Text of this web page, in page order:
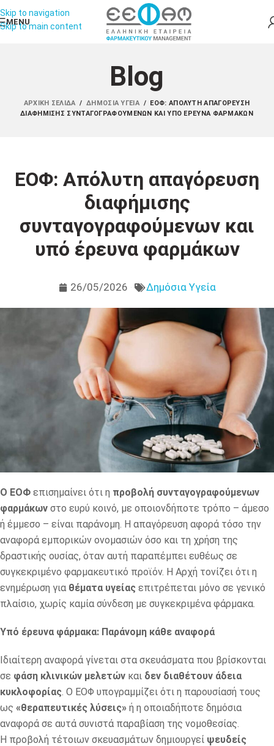
Skip to navigation
Skip to main content
MENU
Blog
ΑΡΧΙΚΉ ΣΕΛΊΔΑ / ΔΗΜΌΣΙΑ ΥΓΕΊΑ / ΕΟΦ: ΑΠΌΛΥΤΗ ΑΠΑΓΌΡΕΥΣΗ
ΔΙΑΦΉΜΙΣΗΣ ΣΥΝΤΑΓΟΓΡΑΦΟΎΜΕΝΩΝ ΚΑΙ ΥΠΌ ΈΡΕΥΝΑ ΦΑΡΜΆΚΩΝ
ΕΟΦ: Απόλυτη απαγόρευση
διαφήμισης
συνταγογραφούμενων και
υπό έρευνα φαρμάκων
26/05/2026 Δημόσια Υγεία
Ο ΕΟΦ επισημαίνει ότι η προβολή συνταγογραφούμενων
φαρμάκων στο ευρύ κοινό, με οποιονδήποτε τρόπο – άμεσο
ή έμμεσο – είναι παράνομη. Η απαγόρευση αφορά τόσο την
αναφορά εμπορικών ονομασιών όσο και τη χρήση της
δραστικής ουσίας, όταν αυτή παραπέμπει ευθέως σε
συγκεκριμένο φαρμακευτικό προϊόν. Η Αρχή τονίζει ότι η
ενημέρωση για θέματα υγείας επιτρέπεται μόνο σε γενικό
πλαίσιο, χωρίς καμία σύνδεση με συγκεκριμένα φάρμακα.
Υπό έρευνα φάρμακα: Παράνομη κάθε αναφορά
Ιδιαίτερη αναφορά γίνεται στα σκευάσματα που βρίσκονται
σε φάση κλινικών μελετών και δεν διαθέτουν άδεια
κυκλοφορίας. Ο ΕΟΦ υπογραμμίζει ότι η παρουσίασή τους
ως «θεραπευτικές λύσεις» ή η οποιαδήποτε δημόσια
αναφορά σε αυτά συνιστά παραβίαση της νομοθεσίας.
Η προβολή τέτοιων σκευασμάτων δημιουργεί ψευδείς